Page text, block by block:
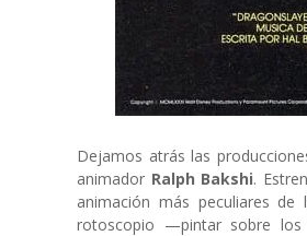
Dejamos atrás las
animador Ralph Bakshi.
animación más peculiares
rotoscopio —pintar sobre